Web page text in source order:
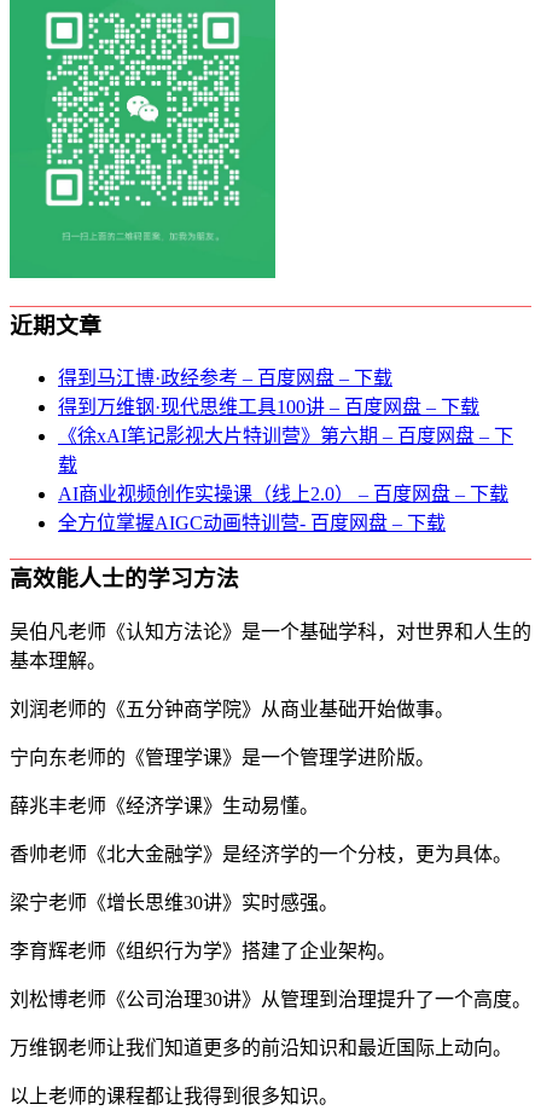
近期文章
得到马江博·政经参考 – 百度网盘 – 下载
得到万维钢·现代思维⼯具100讲 – 百度网盘 – 下载
《徐xAI笔记影视大片特训营》第六期 – 百度网盘 – 下
载
AI商业视频创作实操课（线上2.0） – 百度网盘 – 下载
全方位掌握AIGC动画特训营- 百度网盘 – 下载
高效能人士的学习方法
吴伯凡老师《认知方法论》是一个基础学科，对世界和人生的
基本理解。
刘润老师的《五分钟商学院》从商业基础开始做事。
宁向东老师的《管理学课》是一个管理学进阶版。
薛兆丰老师《经济学课》生动易懂。
香帅老师《北大金融学》是经济学的一个分枝，更为具体。
梁宁老师《增长思维30讲》实时感强。
李育辉老师《组织行为学》搭建了企业架构。
刘松博老师《公司治理30讲》从管理到治理提升了一个高度。
万维钢老师让我们知道更多的前沿知识和最近国际上动向。
以上老师的课程都让我得到很多知识。